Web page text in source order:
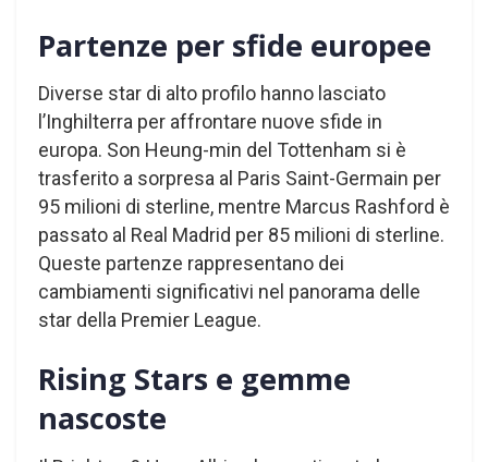
Partenze per sfide europee
Diverse star di alto profilo hanno lasciato
l’Inghilterra per affrontare nuove sfide in
europa. Son Heung-min del Tottenham si è
trasferito a sorpresa al Paris Saint-Germain per
95 milioni di sterline, mentre Marcus Rashford è
passato al Real Madrid per 85 milioni di sterline.
Queste partenze rappresentano dei
cambiamenti significativi nel panorama delle
star della Premier League.
Rising Stars e gemme
nascoste